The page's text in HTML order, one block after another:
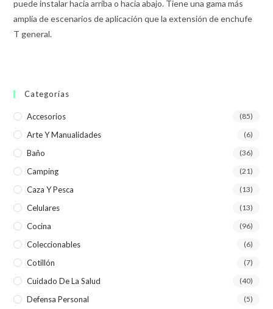
puede instalar hacia arriba o hacia abajo. Tiene una gama más
amplia de escenarios de aplicación que la extensión de enchufe
T general.
Categorías
Accesorios (85)
Arte Y Manualidades (6)
Baño (36)
Camping (21)
Caza Y Pesca (13)
Celulares (13)
Cocina (96)
Coleccionables (6)
Cotillón (7)
Cuidado De La Salud (40)
Defensa Personal (5)